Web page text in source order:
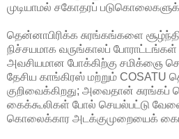
முடியாமல் சகோதரப்
தென்னாபிரிக்க சுரங்கங்களை
நிச்சயமாக வருங்காலப்
அவசியமான போக்கிற்கு சமிக்ஞை
தேசிய காங்கிரஸ் மற்றும்
குறிவைக்கிறது; அவைதான் சுரங்கப்
கைக்கூலிகள் போல் செயல்பட்டு
கொலைக்கார அடக்குமுறையைக்